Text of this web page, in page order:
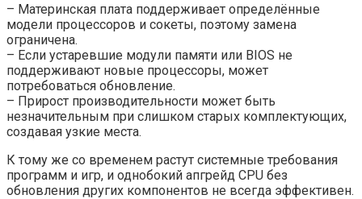
– Материнская плата поддерживает определённые
модели процессоров и сокеты, поэтому замена
ограничена.
– Если устаревшие модули памяти или BIOS не
поддерживают новые процессоры, может
потребоваться обновление.
– Прирост производительности может быть
незначительным при слишком старых комплектующих,
создавая узкие места.
К тому же со временем растут системные требования
программ и игр, и однобокий апгрейд CPU без
обновления других компонентов не всегда эффективен.